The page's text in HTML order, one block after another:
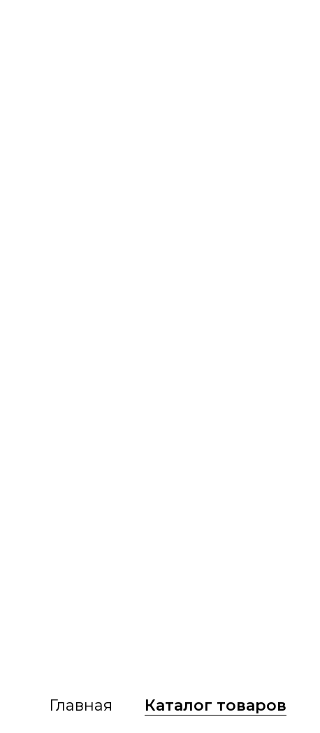
Главная Каталог товаров